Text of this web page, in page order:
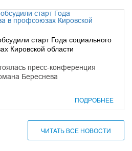
старт Года социального
Кировской области
пресс-конференция
Береснева
ПОДРОБНЕЕ
ЧИТАТЬ ВСЕ НОВОСТИ